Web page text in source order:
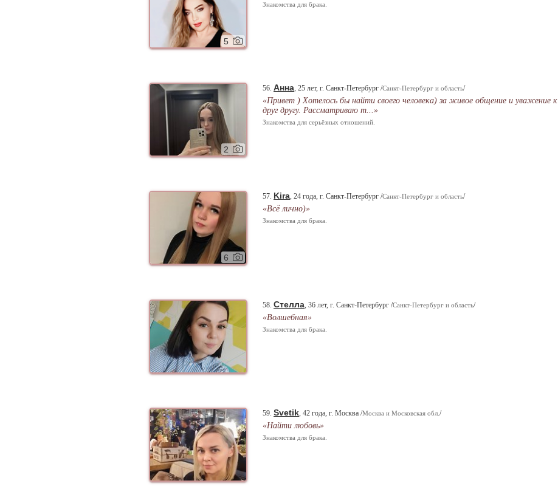
5
Знакомства для брака.
2
56. Анна, 25 лет, г. Санкт-Петербург /Санкт-Петербург и область/
«Привет ) Хотелось бы найти своего человека) за живое общение и уважение к
друг другу. Рассматриваю т...»
Знакомства для серьёзных отношений.
6
57. Kira, 24 года, г. Санкт-Петербург /Санкт-Петербург и область/
«Всё лично)»
Знакомства для брака.
58. Стелла, 36 лет, г. Санкт-Петербург /Санкт-Петербург и область/
«Волшебная»
Знакомства для брака.
59. Svetik, 42 года, г. Москва /Москва и Московская обл. /
«Найти любовь»
Знакомства для брака.